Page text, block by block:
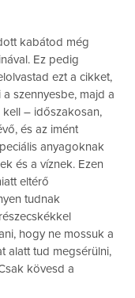
kabátod még
Ez pedig
ezt a cikket,
szennyesbe, majd a
– időszakosan,
és az imént
anyagoknak
és a víznek. Ezen
eltérő
tudnak
hogy ne mossuk a
alatt tud megsérülni,
kövesd a